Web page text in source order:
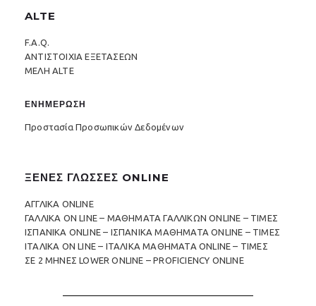
ALTE
F.A.Q.
ΑΝΤΙΣΤΟΙΧΙΑ ΕΞΕΤΑΣΕΩΝ
ΜΕΛΗ ALTE
ΕΝΗΜΕΡΩΣΗ
Προστασία Προσωπικών Δεδομένων
ΞΕΝΕΣ ΓΛΩΣΣΕΣ ONLINE
ΑΓΓΛΙΚΑ ONLINE
ΓΑΛΛΙΚΑ ON LINE – ΜΑΘΗΜΑΤΑ ΓΑΛΛΙΚΩΝ ONLINE – ΤΙΜΕΣ
ΙΣΠΑΝΙΚΑ ONLINE – ΙΣΠΑΝΙΚΑ ΜΑΘΗΜΑΤΑ ONLINE – ΤΙΜΕΣ
ΙΤΑΛΙΚΑ ON LINE – ΙΤΑΛΙΚΑ ΜΑΘΗΜΑΤΑ ONLINE – ΤΙΜΕΣ
ΣΕ 2 ΜΗΝΕΣ LOWER ONLINE – PROFICIENCY ONLINE